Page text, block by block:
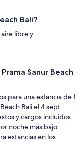
Bali?
libre y
Sanur Beach
para una estancia de 1
Bali el 4 sept.
y cargos incluidos.
noche más bajo
estancias en los